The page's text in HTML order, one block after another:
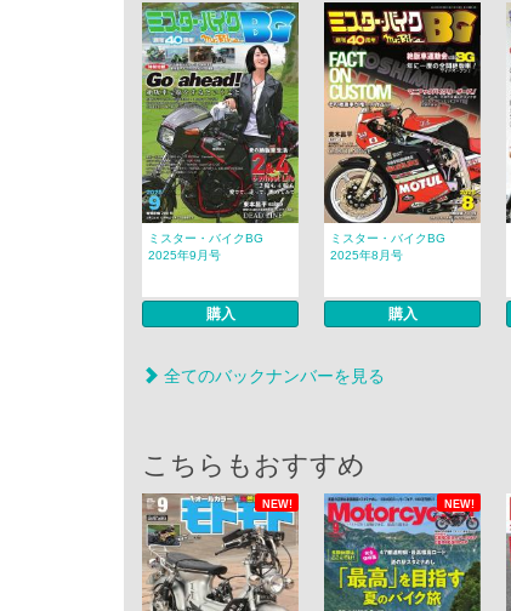
ミスター・バイクBG
2025年9月号
購入
ミスター・バイクBG
2025年8月号
購入
全てのバックナンバーを見る
こちらもおすすめ
NEW! NEW!